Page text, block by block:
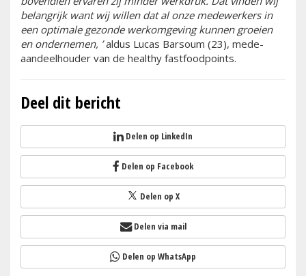
belangrijk want wij willen dat al onze medewerkers in
een optimale gezonde werkomgeving kunnen groeien
en ondernemen, ’aldus Lucas Barsoum (23), mede-
aandeelhouder van de healthy fastfoodpoints.
Deel dit bericht
Delen op LinkedIn
Delen op Facebook
Delen op X
Delen via mail
Delen op WhatsApp